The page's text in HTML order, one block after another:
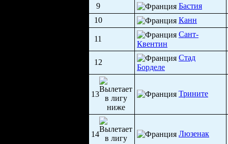
9
Бастия
10
Канн
11
Сант-
Квентин
12
Стад
Борделе
13 Трините
14 Люзенак